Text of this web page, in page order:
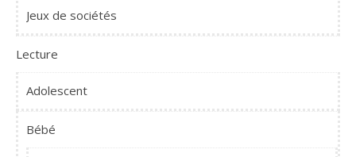
Jeux de sociétés
Lecture
Adolescent
Bébé